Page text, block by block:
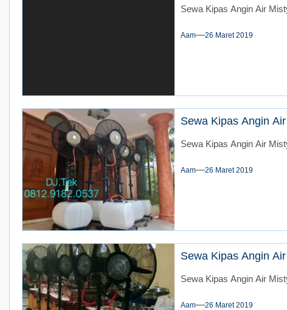
Sewa Kipas Angin Air
Aam 26 Maret 2019
Sewa Kipas Angin
Sewa Kipas Angin Air
Aam 26 Maret 2019
Sewa Kipas Angin
Sewa Kipas Angin Air
Aam 26 Maret 2019